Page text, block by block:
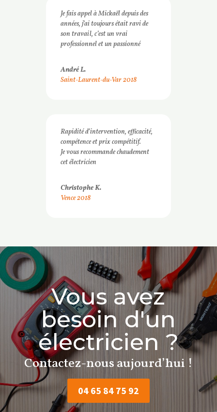
Je fais appel à Mickaël depuis des
années, j’ai toujours était ravi de
son travail, c’est un vrai
professionnel et un passionné
André L.
Saint-Laurent-du-Var 2018
Rapidité d’intervention, efficacité,
compétence et prix compétitif.
Je vous recommande chaudement
cet électricien
Christophe K.
Vence 2018
Vous avez
besoin d'un
électricien ?
Contactez-nous aujourd’hui !
04 65 84 75 92